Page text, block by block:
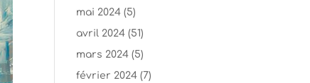
mai 2024 (5)
avril 2024 (51)
mars 2024 (5)
février 2024 (7)